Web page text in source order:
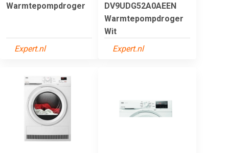
Warmtepompdroger
Expert.nl
DV9UDG52A0AEEN
Warmtepompdroger
Wit
Expert.nl